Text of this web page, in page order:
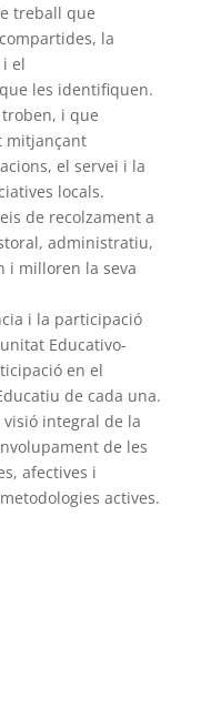
treball que
la
el
les identifiquen.
troben, i que
mitjançant
el servei i la
locals.
de recolzament a
administratiu,
i milloren la seva
i la participació
Educativo-
en el
de cada una.
visió integral de la
de les
afectives i
actives.